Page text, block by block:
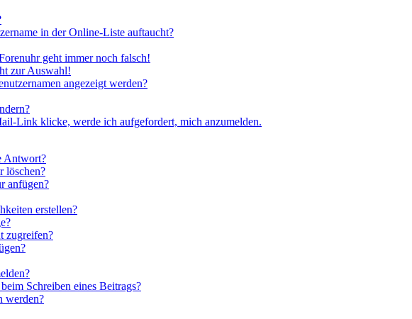
in der Online-Liste auftaucht?
geht immer noch falsch!
zur Auswahl!
angezeigt werden?
Link klicke, werde ich aufgefordert, mich anzumelden.
Antwort?
löschen?
anfügen?
erstellen?
zugreifen?
Schreiben eines Beitrags?
werden?